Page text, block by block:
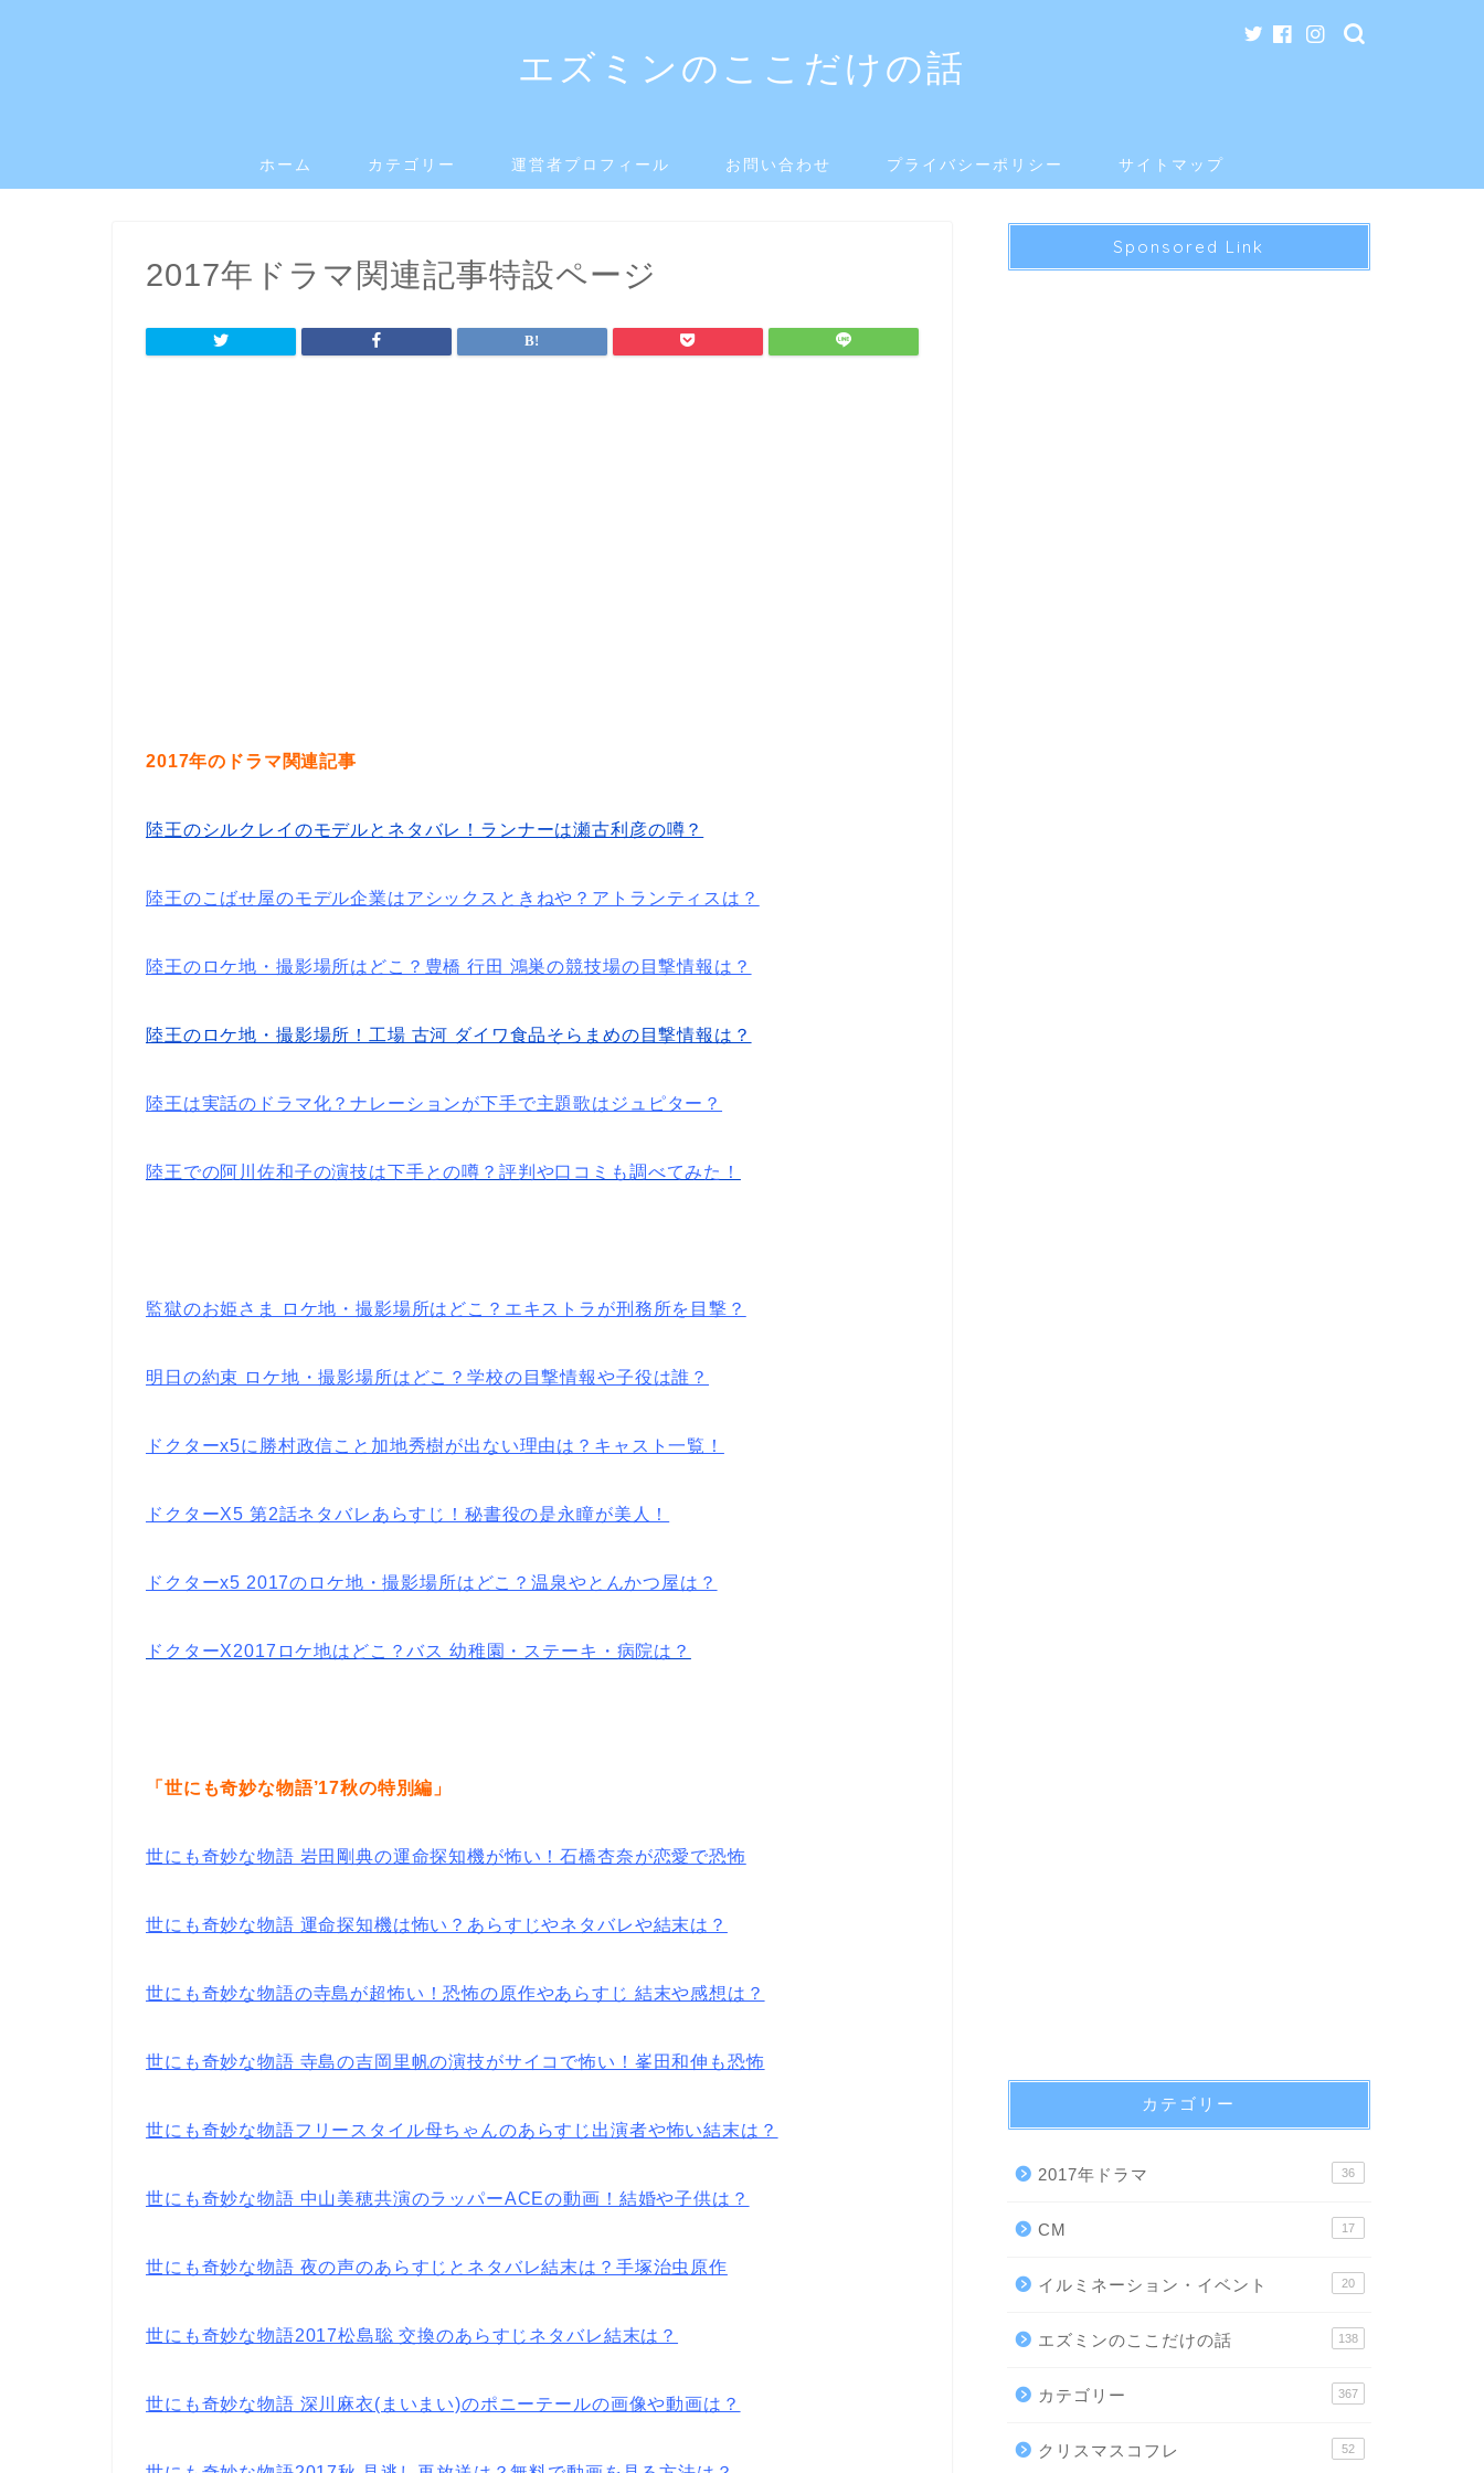
エズミンのここだけの話
ホーム カテゴリー 運営者プロフィール お問い合わせ プライバシーポリシー サイトマップ
2017年ドラマ関連記事特設ページ
2017年のドラマ関連記事
陸王のシルクレイのモデルとネタバレ！ランナーは瀬古利彦の噂？
陸王のこばせ屋のモデル企業はアシックスときねや？アトランティスは？
陸王のロケ地・撮影場所はどこ？豊橋 行田 鴻巣の競技場の目撃情報は？
陸王のロケ地・撮影場所！工場 古河 ダイワ食品そらまめの目撃情報は？
陸王は実話のドラマ化？ナレーションが下手で主題歌はジュピター？
陸王での阿川佐和子の演技は下手との噂？評判や口コミも調べてみた！
監獄のお姫さま ロケ地・撮影場所はどこ？エキストラが刑務所を目撃？
明日の約束 ロケ地・撮影場所はどこ？学校の目撃情報や子役は誰？
ドクターx5に勝村政信こと加地秀樹が出ない理由は？キャスト一覧！
ドクターX5 第2話ネタバレあらすじ！秘書役の是永瞳が美人！
ドクターx5 2017のロケ地・撮影場所はどこ？温泉やとんかつ屋は？
ドクターX2017ロケ地はどこ？バス 幼稚園・ステーキ・病院は？
「世にも奇妙な物語’17秋の特別編」
世にも奇妙な物語 岩田剛典の運命探知機が怖い！石橋杏奈が恋愛で恐怖
世にも奇妙な物語 運命探知機は怖い？あらすじやネタバレや結末は？
世にも奇妙な物語の寺島が超怖い！恐怖の原作やあらすじ 結末や感想は？
世にも奇妙な物語 寺島の吉岡里帆の演技がサイコで怖い！峯田和伸も恐怖
世にも奇妙な物語フリースタイル母ちゃんのあらすじ出演者や怖い結末は？
世にも奇妙な物語 中山美穂共演のラッパーACEの動画！結婚や子供は？
世にも奇妙な物語 夜の声のあらすじとネタバレ結末は？手塚治虫原作
世にも奇妙な物語2017松島聡 交換のあらすじネタバレ結末は？
世にも奇妙な物語 深川麻衣(まいまい)のポニーテールの画像や動画は？
Sponsored Link
カテゴリー
2017年ドラマ 36
CM 17
イルミネーション・イベント 20
エズミンのここだけの話 138
カテゴリー 367
クリスマスコフレ 52